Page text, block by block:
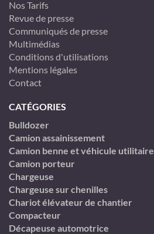
Nos Tarifs
Revue de presse
Communiqués de presse
Multimédias
Conditions d'utilisations
Mentions légales
Contact
CATÉGORIES
Bulldozer
Camion assainissement
Camion benne et véhicule utilitaire
Camion porteur
Chargeuse
Chargeuse sur chenilles
Chariot élévateur de chantier
Compacteur
Décapeuse automotrice